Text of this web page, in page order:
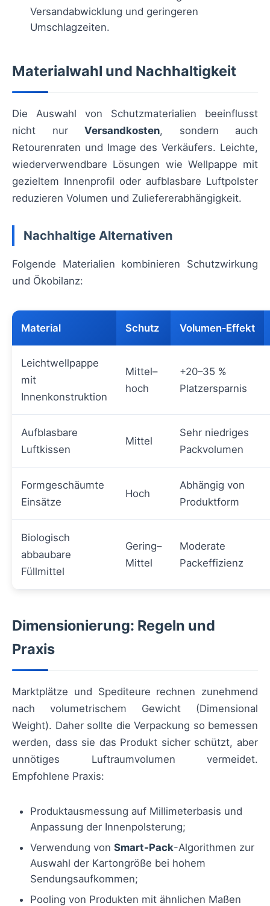
Versandabwicklung und geringeren
Umschlagzeiten.
Materialwahl und Nachhaltigkeit
Die Auswahl von Schutzmaterialien beeinflusst
nicht nur Versandkosten, sondern auch
Retourenraten und Image des Verkäufers. Leichte,
wiederverwendbare Lösungen wie Wellpappe mit
gezieltem Innenprofil oder aufblasbare Luftpolster
reduzieren Volumen und Zuliefererabhängigkeit.
Nachhaltige Alternativen
Folgende Materialien kombinieren Schutzwirkung
und Ökobilanz:
Material Schutz Volumen‑Effekt
Leichtwellpappe
mit
Innenkonstruktion
Mittel–
hoch
+20–35 %
Platzersparnis
Aufblasbare
Luftkissen
Mittel
Sehr niedriges
Packvolumen
Formgeschäumte
Einsätze
Hoch
Abhängig von
Produktform
Biologisch
abbaubare
Füllmittel
Gering–
Mittel
Moderate
Packeffizienz
Dimensionierung: Regeln und
Praxis
Marktplätze und Spediteure rechnen zunehmend
nach volumetrischem Gewicht (Dimensional
Weight). Daher sollte die Verpackung so bemessen
werden, dass sie das Produkt sicher schützt, aber
unnötiges Luftraumvolumen vermeidet.
Empfohlene Praxis:
Produktausmessung auf Millimeterbasis und
Anpassung der Innenpolsterung;
Verwendung von Smart‑Pack-Algorithmen zur
Auswahl der Kartongröße bei hohem
Sendungsaufkommen;
Pooling von Produkten mit ähnlichen Maßen